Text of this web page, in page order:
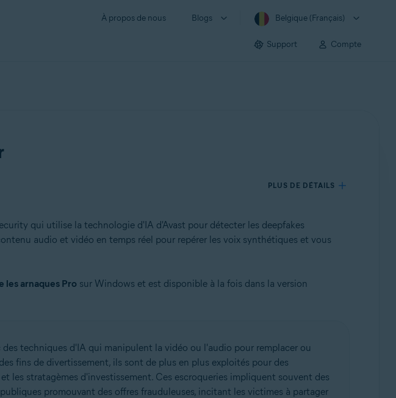
À propos de nous Blogs Belgique (Français)
Support Compte
PLUS DE DÉTAILS
qui utilise la technologie d'IA d'Avast pour détecter les deepfakes
audio et vidéo en temps réel pour repérer les voix synthétiques et vous
les arnaques Pro sur Windows et est disponible à la fois dans la version
techniques d'IA qui manipulent la vidéo ou l'audio pour remplacer ou
fins de divertissement, ils sont de plus en plus exploités pour des
les stratagèmes d'investissement. Ces escroqueries impliquent souvent des
promouvant des offres frauduleuses, incitant les victimes à partager